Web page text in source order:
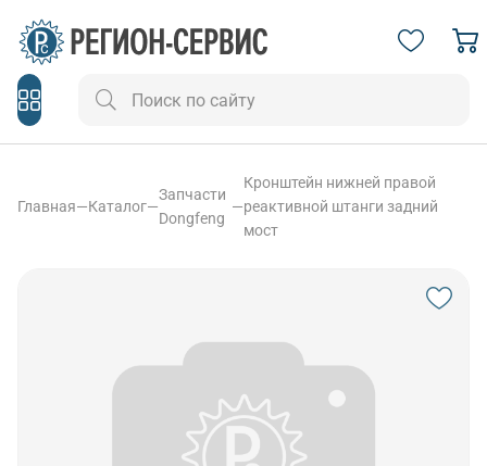
Главная—Каталог—
Запчасти
Dongfeng
—
Кронштейн нижней правой
реактивной штанги задний
мост